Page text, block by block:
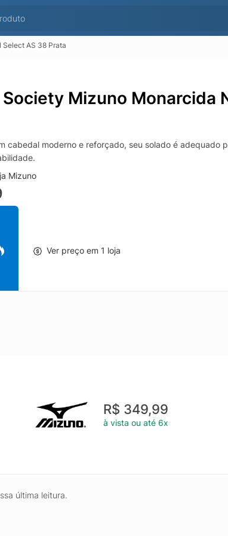
AS 38 Prata
Mizuno Monarcida
cabedal moderno e reforçado, seu solado é
Mizuno
Ver preço em 1 loja
R$ 349,99
à vista ou até 6x
última leitura.